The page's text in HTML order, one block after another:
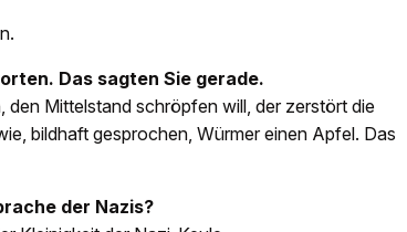
Das sagten Sie gerade.
den Mittelstand schröpfen will, der zerstört die
bildhaft gesprochen, Würmer einen Apfel. Das
der Nazis?